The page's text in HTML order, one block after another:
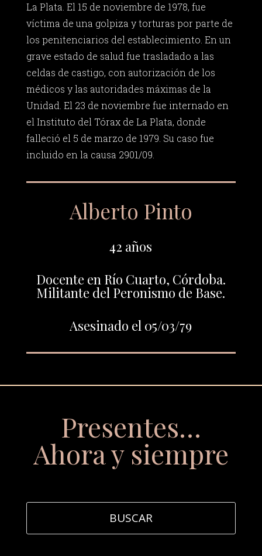
La Plata. El 15 de noviembre de 1978, fue
víctima de una golpiza y torturas por parte de
los penitenciarios del establecimiento. En un
grave estado de salud fue trasladado a las
celdas de castigo, con autorización de los
médicos y las autoridades máximas de la
Unidad. El 23 de noviembre fue internado en
el Instituto del Tórax de La Plata, donde
falleció el 5 de marzo de 1979. Su caso fue
incluido en la causa 2901/09.
Alberto Pinto
42 años
Docente en Río Cuarto, Córdoba.
Militante del Peronismo de Base.
Asesinado el 05/03/79
Presentes…
Ahora y siempre